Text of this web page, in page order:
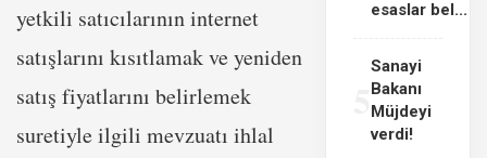
yetkili satıcılarının internet
satışlarını kısıtlamak ve yeniden
satış fiyatlarını belirlemek
suretiyle ilgili mevzuatı ihlal
esaslar bel...
Sanayi
Bakanı
Müjdeyi
verdi!